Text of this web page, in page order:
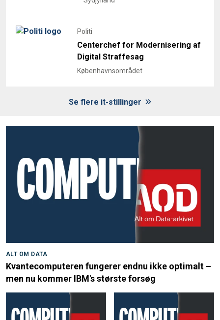
Politi
Centerchef for Modernisering af
Digital Straffesag
Københavnsområdet
Se flere it-stillinger
ALT OM DATA
Kvantecomputeren fungerer endnu ikke optimalt –
men nu kommer IBM's største forsøg